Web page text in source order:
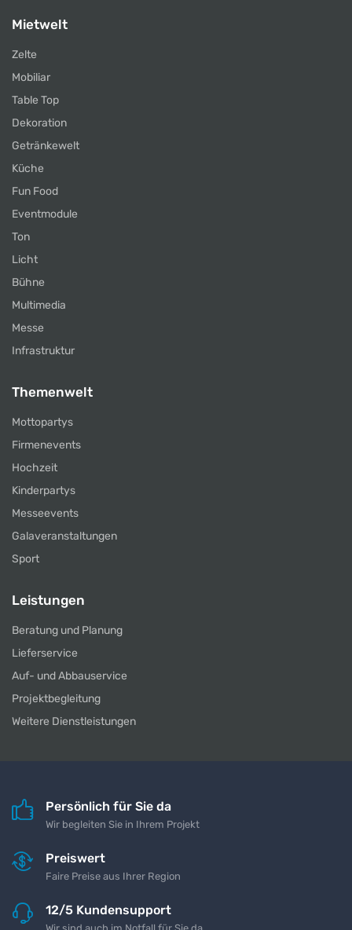
Mietwelt
Zelte
Mobiliar
Table Top
Dekoration
Getränkewelt
Küche
Fun Food
Eventmodule
Ton
Licht
Bühne
Multimedia
Messe
Infrastruktur
Themenwelt
Mottopartys
Firmenevents
Hochzeit
Kinderpartys
Messeevents
Galaveranstaltungen
Sport
Leistungen
Beratung und Planung
Lieferservice
Auf- und Abbauservice
Projektbegleitung
Weitere Dienstleistungen
Persönlich für Sie da
Wir begleiten Sie in Ihrem Projekt
Preiswert
Faire Preise aus Ihrer Region
12/5 Kundensupport